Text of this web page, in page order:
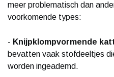
meer problematisch dan
voorkomende types:
- Knijpklompvormende
bevatten vaak stofdeeltjes
worden ingeademd.